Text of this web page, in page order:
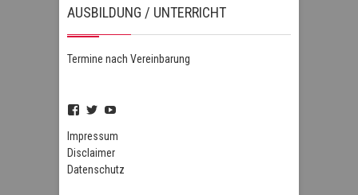
AUSBILDUNG / UNTERRICHT
Termine nach Vereinbarung
Profil
FSZHofheim
auf
Facebook
anzeigen
Profil
FSZHOH
auf
Twitter
anzeigen
UCIPUnOSBlWxEpiBka0jOAfw
anzeigen
Impressum
Disclaimer
Datenschutz